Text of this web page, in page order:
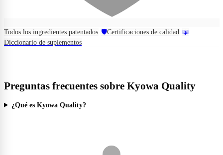
Todos los ingredientes patentados 🛡️Certificaciones de calidad 📖
Diccionario de suplementos
Preguntas frecuentes sobre Kyowa Quality
¿Qué es Kyowa Quality?